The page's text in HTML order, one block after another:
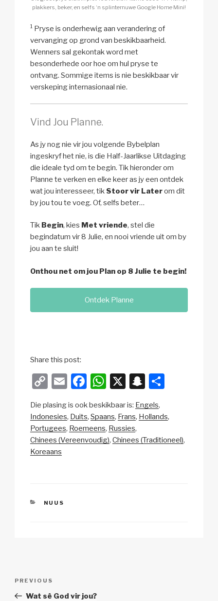
plakkers, beker, en selfs ‘n splinternuwe Google Home Mini!
1 Pryse is onderhewig aan verandering of
vervanging op grond van beskikbaarheid.
Wenners sal gekontak word met
besonderhede oor hoe om hul pryse te
ontvang. Sommige items is nie beskikbaar vir
verskeping internasionaal nie.
Vind Jou Planne.
As jy nog nie vir jou volgende Bybelplan
ingeskryf het nie, is die Half-Jaarlikse Uitdaging
die ideale tyd om te begin. Tik hieronder om
Planne te verken en elke keer as jy een ontdek
wat jou interesseer, tik Stoor vir Laterom dit
by jou tou te voeg. Of, selfs beter…
Tik Begin, kies Met vriende, stel die
begindatum vir 8 Julie, en nooi vriende uit om by
jou aan te sluit!
Onthou net om jou Plan op 8 Julie te begin!
Ontdek Planne
Share this post:
C
p
y
Li
n
E
ail
F
c
e
b
W
at
s
A
X
S
a
c
ar
Die plasing is ook beskikbaar is: Engels
Indonesies Duits Spaans Frans Hollands
Portugees Roemeens Russies
Chinees (Vereenvoudig) Chinees (Traditioneel)
Koreaans
CATEGORIES
NUUS
Previous
Post
PREVIOUS
Wat sê God vir jou?